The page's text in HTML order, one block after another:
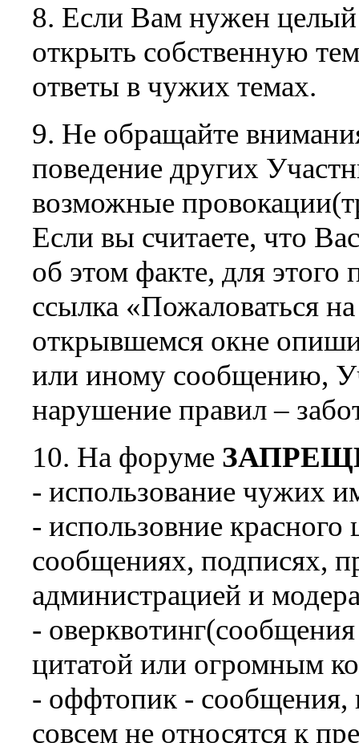
8. Если Вам нужен целый
открыть собственную
ответы в чужих темах.
9. Не обращайте
поведение других
возможные
Если вы считаете, что
об этом факте, для
ссылка «Пожаловаться
открывшемся окне
или иному сообщению,
нарушение правил –
10. На форуме
- использование чужих
- использовние красного
сообщениях, подписях,
администрацией и
-
цитатой или огромным
- оффтопик - сообщения,
совсем не относятся к